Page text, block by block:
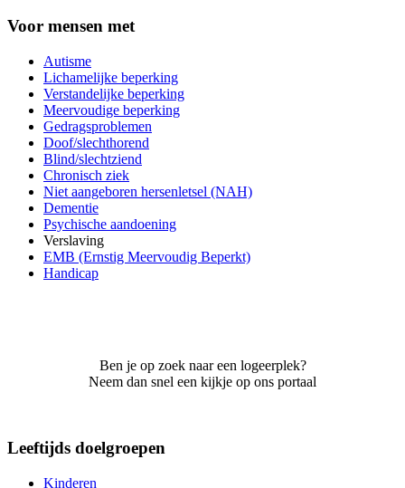
Voor mensen met
Autisme
Lichamelijke beperking
Verstandelijke beperking
Meervoudige beperking
Gedragsproblemen
Doof/slechthorend
Blind/slechtziend
Chronisch ziek
Niet aangeboren hersenletsel (NAH)
Dementie
Psychische aandoening
Verslaving
EMB (Ernstig Meervoudig Beperkt)
Handicap
Ben je op zoek naar een logeerplek?
Neem dan snel een kijkje op ons portaal
Leeftijds doelgroepen
Kinderen